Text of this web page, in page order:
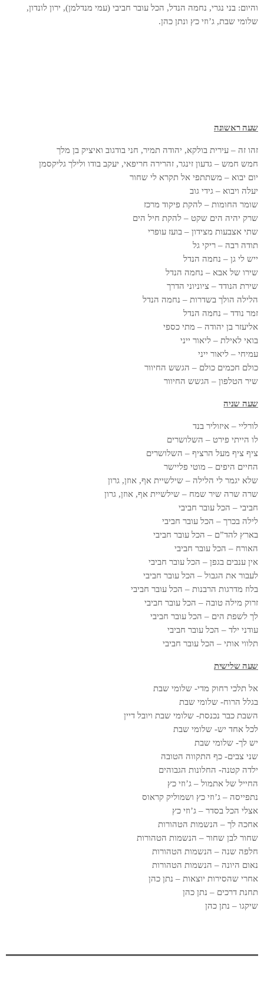
והיום: בני נגרי, נחמה הנדל, הכל עובר חביבי (עמי מנדלמן), ירון לונדון,
שלומי שבת, ג’וזי כץ ונתן כהן.
שעה ראשונה
זהו זה – עירית בולקא, יהודה תמיר, חני בודגוב ואיציק בן מלך
חמש חמש – גדעון זינגר, זהרירה חריפאי, יעקב בודו ולילך גליקסמן
יום יבוא – משתתפי אל תקרא לי שחור
יעלה ויבוא – גידי גוב
שומר החומות – להקת פיקוד מרכז
שרק יהיה הים שקט – להקת חיל הים
שתי אצבעות מצידון – בועז עופרי
תודה רבה – ריקי גל
ייש לי גן – נחמה הנדל
שירו של אבא – נחמה הנדל
שירת הנודד – ציוניוני הדרך
הלילה הולך בשדרות – נחמה הנדל
זמר נודד – נחמה הנדל
אליעזר בן יהודה – מתי כספי
בואי לאילת – ליאור ייני
עמיחי – ליאור ייני
כולם חכמים כולם – הגשש החיוור
שיר הטלפון – הגשש החיוור
שעה שניה
לורליי – איזוליר בנד
לו הייתי פירט – השלושרים
ציף ציף מעל הרציף – השלושרים
החיים היפים – מוטי פליישר
שלא יגמר לי הלילה – שילשיית אף, אוזן, גרון
שרה שרה שיר שמח – שילשיית אף, אוזן, גרון
חביבי – הכל עובר חביבי
לילה בכרך – הכל עובר חביבי
בארץ להד”ם – הכל עובר חביבי
האורח – הכל עובר חביבי
אין ענבים בגפן – הכל עובר חביבי
לעבור את הגבול – הכל עובר חביבי
בלוז מדרגות הרבנות – הכל עובר חביבי
זרוק מילה טובה – הכל עובר חביבי
לך לשפת הים – הכל עובר חביבי
עודני ילד – הכל עובר חביבי
תלווי אותי – הכל עובר חביבי
שעה שלישית
אל תלכי רחוק מדי- שלומי שבת
בגלל הרוח- שלומי שבת
השבת כבר נכנסת- שלומי שבת ויובל דיין
לכל אחד יש- שלומי שבת
יש לך- שלומי שבת
שני צבים- כף התקווה הטובה
ילדה קטנה- החלונות הגבוהים
החייל של אתמול – ג’וזי כץ
נתפייסה – ג’וזי כץ ושמוליק קראוס
אצלי הכל בסדר – ג’וזי כץ
אחכה לך – הנשמות הטהורות
שחור לבן שחור – הנשמות הטהורות
חלפה שנה – הנשמות הטהורות
נאום היונה – הנשמות הטהורות
אחרי שהסירות יוצאות – נתן כהן
תחנת דרכים – נתן כהן
שיקגו – נתן כהן